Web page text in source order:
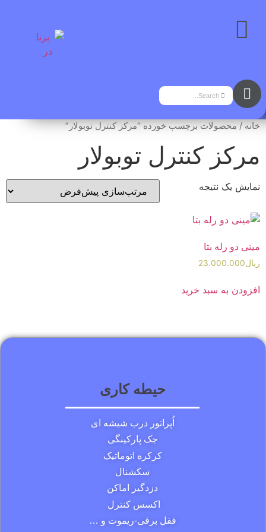
خانه/ محصولات برچسب خورده “مرکز کنترل توبولار”
مرکز کنترل توبولار
نمایش یک نتیجه
مینی دو رله بتا
ریال23.000.000
افزودن به سبد خرید
حیطه کاری
اُپراتور درب شیشه ای
جک پارکینگی
کرکره اتوماتیک
سکشنال
دزدگیر اماکن
اکسس کنترل
قفل برقی-ریموت و …